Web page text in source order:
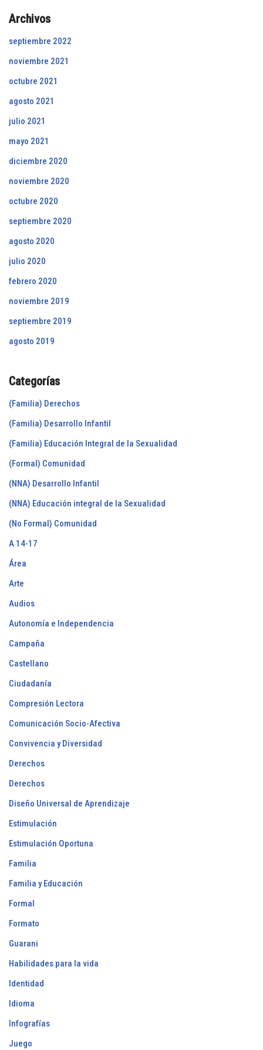
Archivos
septiembre 2022
noviembre 2021
octubre 2021
agosto 2021
julio 2021
mayo 2021
diciembre 2020
noviembre 2020
octubre 2020
septiembre 2020
agosto 2020
julio 2020
febrero 2020
noviembre 2019
septiembre 2019
agosto 2019
Categorías
(Familia) Derechos
(Familia) Desarrollo Infantil
(Familia) Educación Integral de la Sexualidad
(Formal) Comunidad
(NNA) Desarrollo Infantil
(NNA) Educación integral de la Sexualidad
(No Formal) Comunidad
A 14-17
Área
Arte
Audios
Autonomía e Independencia
Campaña
Castellano
Ciudadanía
Compresión Lectora
Comunicación Socio-Afectiva
Convivencia y Diversidad
Derechos
Derechos
Diseño Universal de Aprendizaje
Estimulación
Estimulación Oportuna
Familia
Familia y Educación
Formal
Formato
Guarani
Habilidades para la vida
Identidad
Idioma
Infografías
Juego